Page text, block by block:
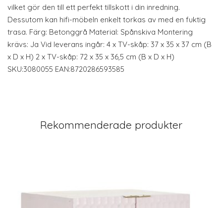
vilket gör den till ett perfekt tillskott i din inredning.
Dessutom kan hifi-möbeln enkelt torkas av med en fuktig
trasa. Färg: Betonggrå Material: Spånskiva Montering
krävs: Ja Vid leverans ingår: 4 x TV-skåp: 37 x 35 x 37 cm (B
x D x H) 2 x TV-skåp: 72 x 35 x 36,5 cm (B x D x H)
SKU:3080055 EAN:8720286593585
Rekommenderade produkter